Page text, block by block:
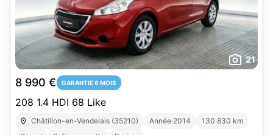
21
8 990 € GARANTIE 6 MOIS
208 1.4 HDI 68 Like
Châtillon-en-Vendelais (35210) Année 2014
130 830 km